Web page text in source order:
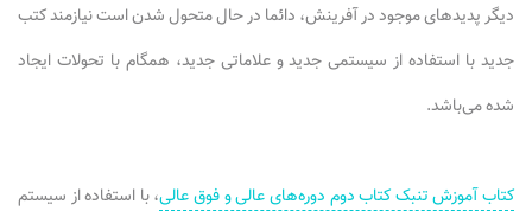
دیگر پدیدهای موجود در آفرینش، دائما در حال متحول شدن است نیازمند کتب
جدید با استفاده از سیستمی جدید و علاماتی جدید، همگام با تحولات ایجاد
شده می‌باشد.
کتاب آموزش تنبک کتاب دوم دوره‌های عالی و فوق عالی، با استفاده از سیستم